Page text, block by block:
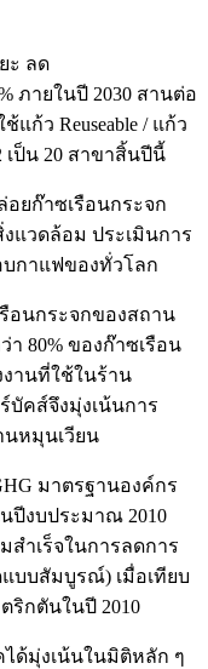
ะ ลด
ภายในปี 2030 สานต่อ
แก้ว Reuseable / แก้ว
เป็น 20 สาขาสิ้นปีนี้
ยก๊าซเรือนกระจก
แวดล้อม ประเมินการ
กาแฟของทั่วโลก
รือนกระจกของสถาน
ว่า 80% ของก๊าซเรือน
านที่ใช้ในร้าน
บัคส์จึงมุ่งเน้นการ
นหมุนเวียน
มาตรฐานองค์กร
ปีงบประมาณ 2010
สำเร็จในการลดการ
แบบสัมบูรณ์) เมื่อเทียบ
ริกตันในปี 2010
ด้มุ่งเน้นในมิติหลัก ๆ